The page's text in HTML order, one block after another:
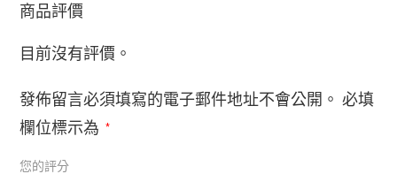
商品評價
目前沒有評價。
發佈留言必須填寫的電子郵件地址不會公開。 必填
欄位標示為
*
您的評分